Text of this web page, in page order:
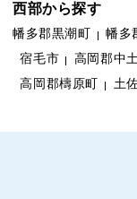
西部から探す
幡多郡黒潮町 幡多
宿毛市
高岡郡中
高岡郡檮原町
土